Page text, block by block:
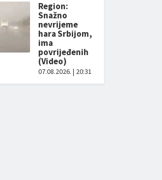
Region:
Snažno
nevrijeme
hara Srbijom,
ima
povrijeđenih
(Video)
07.08.2026. | 20:31